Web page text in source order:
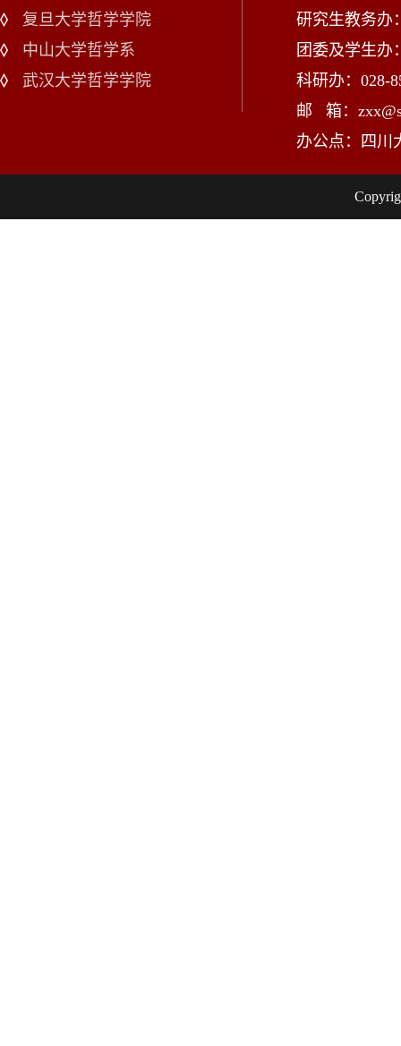
复旦大学哲学学院
中山大学哲学系
武汉大学哲学学院
研究生教务办
团委及学生办
科研办：028-
邮 箱：
办公点：四川